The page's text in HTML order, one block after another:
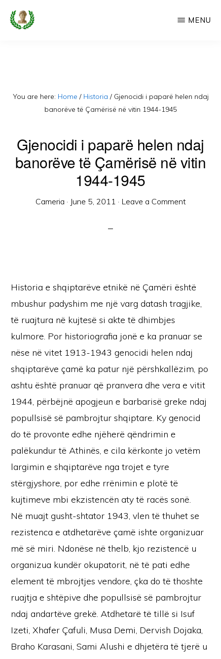
Skip
Faqe
Popullit
Cam
MENU
You are here: Home / Historia /Gjenocidi i paparë helen ndaj
banorëve të Çamërisë në vitin 1944-1945
Gjenocidi i paparë helen ndaj
banorëve të Çamërisë në vitin
1944-1945
Cameria · June 5, 2011 · Leave a Comment
Historia e shqiptarëve etnikë në Çamëri është
mbushur padyshim me një varg datash tragjike,
të ruajtura në kujtesë si akte të dhimbjes
kulmore. Por historiografia jonë e ka pranuar se
nëse në vitet 1913-1943 genocidi helen ndaj
shqiptarëve çamë ka patur një përshkallëzim, po
ashtu është pranuar që pranvera dhe vera e vitit
1944, përbëjnë apogjeun e barbarisë greke ndaj
popullsisë së pambrojtur shqiptare. Ky genocid
do të provonte edhe njëherë qëndrimin e
palëkundur të Athinës, e cila kërkonte jo vetëm
largimin e shqiptarëve nga trojet e tyre
stërgjyshore, por edhe rrënimin e plotë të
kujtimeve mbi ekzistencën aty të racës sonë.
Në muajt gusht-shtator 1943, vlen të thuhet se
rezistenca e atdhetarëve çamë ishte organizuar
më së miri. Ndonëse në thelb, kjo rezistencë u
organizua kundër okupatorit, në të pati edhe
element të mbrojtjes vendore, çka do të thoshte
ruajtja e shtëpive dhe popullsisë së pambrojtur
ndaj andartëve grekë. Atdhetarë të tillë si Isuf
Izeti, Xhafer Çafuli, Musa Demi, Dervish Dojaka,
Braho Karasani, Sami Alushi e dhjetëra të tjerë u